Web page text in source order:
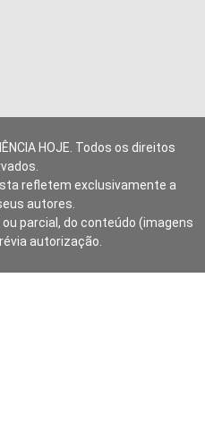
HOJE. Todos os direitos
refletem exclusivamente a
autores.
parcial, do conteúdo (imagens
autorização.